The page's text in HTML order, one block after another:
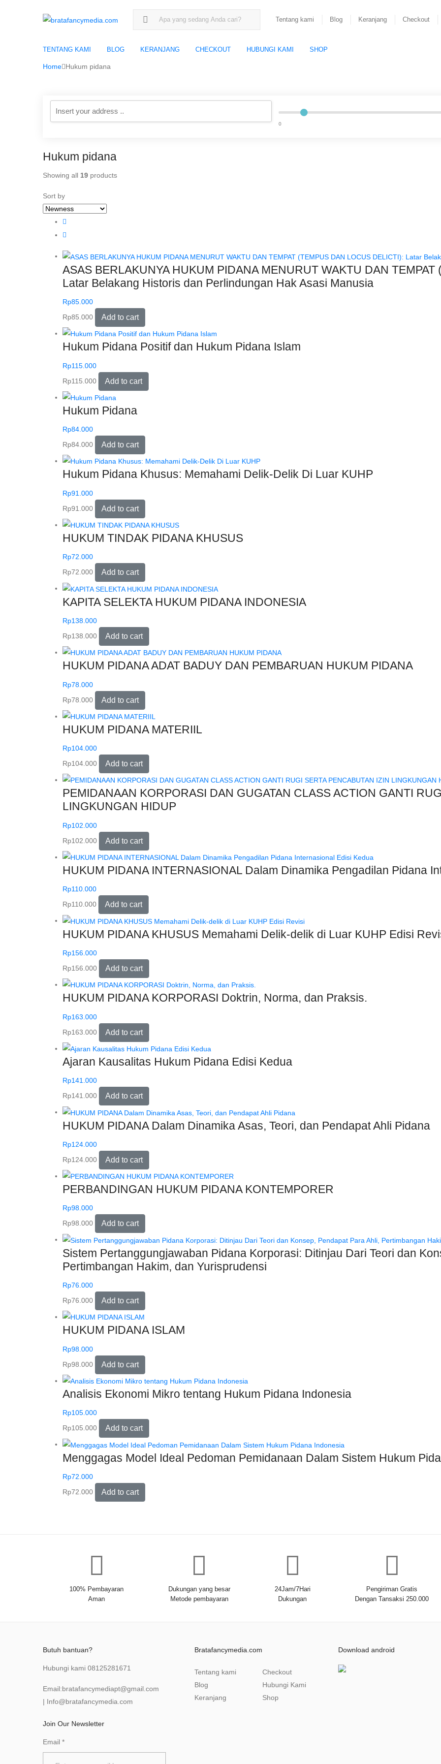
Search for:
Tentang kami Blog Keranjang Checkout
TENTANG KAMI BLOG KERANJANG CHECKOUT HUBUNGI KAMI SHOP
Home Hukum pidana
0
Hukum pidana
Showing all 19 products
Sort by
ASAS BERLAKUNYA HUKUM PIDANA MENURUT WAKTU DAN
Latar Belakang Historis dan Perlindungan Hak Asasi Manusia
Rp85.000
Rp85.000 Add to cart
Hukum Pidana Positif dan Hukum Pidana Islam
Rp115.000
Rp115.000 Add to cart
Hukum Pidana
Rp84.000
Rp84.000 Add to cart
Hukum Pidana Khusus: Memahami Delik-Delik Di Luar KUHP
Rp91.000
Rp91.000 Add to cart
HUKUM TINDAK PIDANA KHUSUS
Rp72.000
Rp72.000 Add to cart
KAPITA SELEKTA HUKUM PIDANA INDONESIA
Rp138.000
Rp138.000 Add to cart
HUKUM PIDANA ADAT BADUY DAN PEMBARUAN HUKUM PIDANA
Rp78.000
Rp78.000 Add to cart
HUKUM PIDANA MATERIIL
Rp104.000
Rp104.000 Add to cart
PEMIDANAAN KORPORASI DAN GUGATAN CLASS ACTION GANTI
LINGKUNGAN HIDUP
Rp102.000
Rp102.000 Add to cart
HUKUM PIDANA INTERNASIONAL Dalam Dinamika Pengadilan Pidana
Rp110.000
Rp110.000 Add to cart
HUKUM PIDANA KHUSUS Memahami Delik-delik di Luar KUHP Edisi
Rp156.000
Rp156.000 Add to cart
HUKUM PIDANA KORPORASI Doktrin, Norma, dan Praksis.
Rp163.000
Rp163.000 Add to cart
Ajaran Kausalitas Hukum Pidana Edisi Kedua
Rp141.000
Rp141.000 Add to cart
HUKUM PIDANA Dalam Dinamika Asas, Teori, dan Pendapat Ahli Pidana
Rp124.000
Rp124.000 Add to cart
PERBANDINGAN HUKUM PIDANA KONTEMPORER
Rp98.000
Rp98.000 Add to cart
Sistem Pertanggungjawaban Pidana Korporasi: Ditinjau Dari Teori dan
Pertimbangan Hakim, dan Yurisprudensi
Rp76.000
Rp76.000 Add to cart
HUKUM PIDANA ISLAM
Rp98.000
Rp98.000 Add to cart
Analisis Ekonomi Mikro tentang Hukum Pidana Indonesia
Rp105.000
Rp105.000 Add to cart
Menggagas Model Ideal Pedoman Pemidanaan Dalam Sistem Hukum
Rp72.000
Rp72.000 Add to cart
100% Pembayaran
Aman
Dukungan yang besar
Metode pembayaran
24Jam/7Hari
Dukungan
Pengiriman Gratis
Dengan Tansaksi 250.000
Butuh bantuan?
Hubungi kami 08125281671
Email:bratafancymediapt@gmail.com
| Info@bratafancymedia .com
Join Our Newsletter
Email *
Bratafancymedia.com
Tentang kami
Blog
Keranjang
Checkout
Hubungi Kami
Shop
Download android